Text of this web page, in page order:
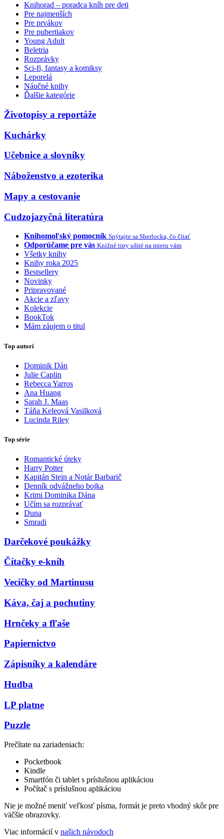
Knihorad – poradca kníh pre deti
Pre najmenších
Pre prvákov
Pre pubertiakov
Young Adult
Beletria
Rozprávky
Sci-fi, fantasy a komiksy
Leporelá
Náučné knihy
Ďalšie kategórie
Životopisy a reportáže
Kuchárky
Učebnice a slovníky
Náboženstvo a ezoterika
Mapy a cestovanie
Cudzojazyčná literatúra
Knihomoľský pomocník Spýtajte sa Sherlocka, čo čítať
Odporúčame pre vás Knižné tipy ušité na mieru vám
Všetky knihy
Knihy roka 2025
Bestsellery
Novinky
Pripravované
Akcie a zľavy
Kolekcie
BookTok
Mám záujem o titul
Top autori
Dominik Dán
Julie Caplin
Rebecca Yarros
Ana Huang
Sarah J. Maas
Táňa Keleová Vasilková
Lucinda Riley
Top série
Romantické úteky
Harry Potter
Kapitán Stein a Notár Barbarič
Denník odvážneho bojka
Krimi Dominika Dána
Učím sa rozprávať
Duna
Smradi
Darčekové poukážky
Čítačky e-kníh
Vecičky od Martinusu
Káva, čaj a pochutiny
Hrnčeky a fľaše
Papiernictvo
Zápisníky a kalendáre
Hudba
LP platne
Puzzle
Prečítate na zariadeniach:
Pocketbook
Kindle
Smartfón či tablet s príslušnou aplikáciou
Počítač s príslušnou aplikáciou
Nie je možné meniť veľkosť písma, formát je preto vhodný skôr pre
väčšie obrazovky.
Viac informácií v našich návodoch